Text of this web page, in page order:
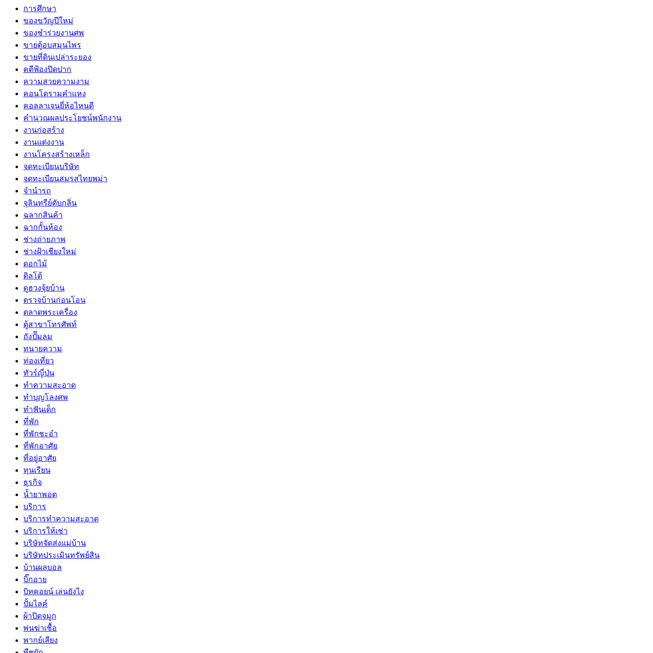
การศึกษา
ของขวัญปีใหม่
ของชำร่วยงานศพ
ขายตู้อบสมุนไพร
ขายที่ดินเปล่าระยอง
คดีฟ้องปิดปาก
ความสวยความงาม
คอนโดรามคำแหง
คอลลาเจนยี่ห้อไหนดี
คำนวณผลประโยชน์พนักงาน
งานก่อสร้าง
งานแต่งงาน
งานโครงสร้างเหล็ก
จดทะเบียนบริษัท
จดทะเบียนสมรสไทยพม่า
จำนำรถ
จุลินทรีย์ดับกลิ่น
ฉลากสินค้า
ฉากกั้นห้อง
ช่างถ่ายภาพ
ช่างฝ้าเชียงใหม่
ดอกไม้
ดิลโด้
ดูฮวงจุ้ยบ้าน
ตรวจบ้านก่อนโอน
ตลาดพระเครื่อง
ตู้สาขาโทรศัพท์
ถังปั๊มลม
ทนายความ
ท่องเที่ยว
ทัวร์ญี่ปุ่น
ทำความสะอาด
ทำบุญโลงศพ
ทำฟันเด็ก
ที่พัก
ที่พักชะอำ
ที่พักอาศัย
ที่อยู่อาศัย
ทุนเรียน
ธุรกิจ
น้ำยาพอต
บริการ
บริการทำความสะอาด
บริการให้เช่า
บริษัทจัดส่งแม่บ้าน
บริษัทประเมินทรัพย์สิน
บ้านผลบอล
บิ๊กอาย
บิทคอยน์ เล่นยังไง
ปั้มไลค์
ผ้าปิดจมูก
พ่นฆ่าเชื้อ
พากย์เสียง